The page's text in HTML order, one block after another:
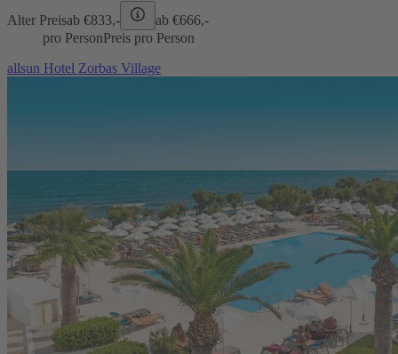
Alter Preisab €833,- ab €666,-
pro PersonPreis pro Person
allsun Hotel Zorbas Village